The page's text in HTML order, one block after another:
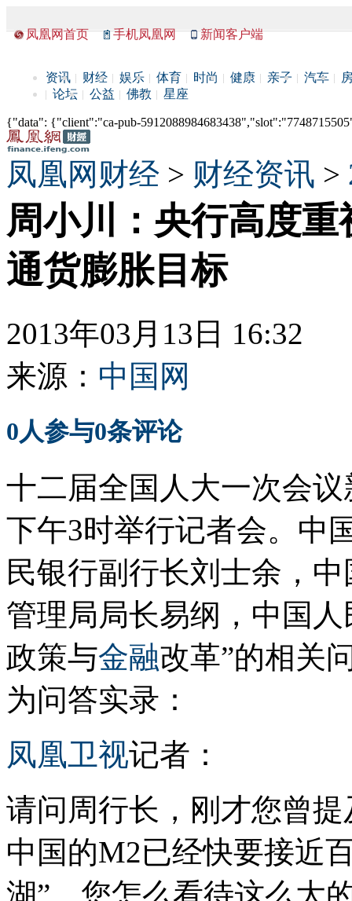
凤凰网首页 手机凤凰网 新闻客户端
资讯 财经 娱乐 体育 时尚 健康 亲子 汽车
论坛
公益 佛教 星座
{"data": {"client":"ca-pub-
凤凰网财经 > 财经资讯 >
周小川：央行高度重
通货膨胀目标
2013年03月13日 16:32
来源： 中国网
0人参与0条评论
十二届全国人大一次会
下午3时举行记者会。中
民银行副行长刘士余，
管理局局长易纲，中国
政策与金融改革”的相关
为问答实录：
凤凰卫视记者：
请问周行长，刚才您曾
中国的M2已经快要接近